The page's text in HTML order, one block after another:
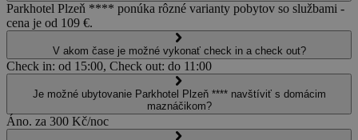
Parkhotel Plzeň **** ponúka rôzné varianty pobytov so službami -
cena je od 109 €.
V akom čase je možné vykonať check in a check out?
Check in: od 15:00, Check out: do 11:00
Je možné ubytovanie Parkhotel Plzeň **** navštíviť s domácim
maznáčikom?
Áno. za 300 Kč/noc